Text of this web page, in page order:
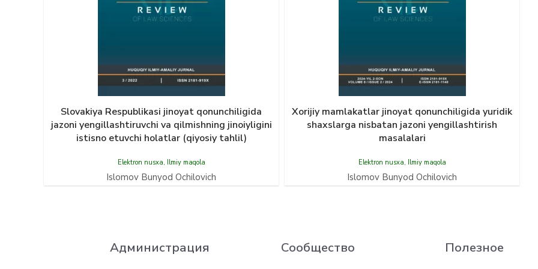
Slovakiya Respublikasi jinoyat qonunchiligida
jazoni yengillashtiruvchi va qilmishning jinoiyligini
istisno etuvchi holatlar (qiyosiy tahlil)
Elektron nusxa, Ilmiy maqola
Islomov Bunyod Ochilovich
Xorijiy mamlakatlar jinoyat qonunchiligida yuridik
shaxslarga nisbatan jazoni yengillashtirish
masalalari
Elektron nusxa, Ilmiy maqola
Islomov Bunyod Ochilovich
Администрация Сообщество Полезное